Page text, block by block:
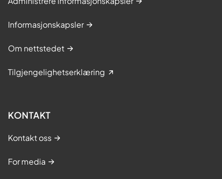
Informasjonskapsler
Om nettstedet
Tilgjengelighetserklæring
KONTAKT
Kontakt oss
For media